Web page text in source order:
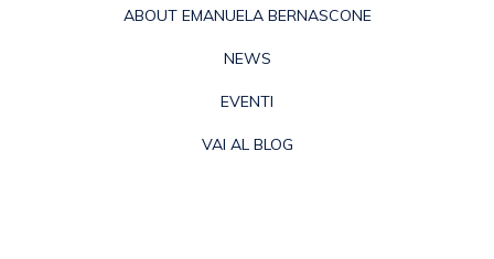
ABOUT EMANUELA BERNASCONE
NEWS
EVENTI
VAI AL BLOG